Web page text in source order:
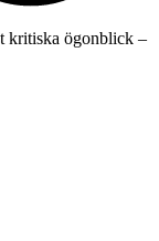
kritiska ögonblick –